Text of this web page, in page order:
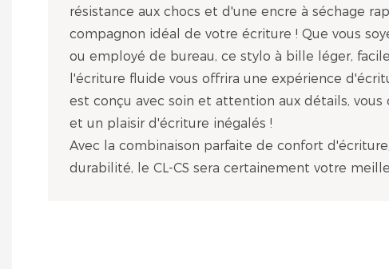
résistance aux chocs et d'une encre à séchage
compagnon idéal de votre écriture ! Que vous
ou employé de bureau, ce stylo à bille léger,
l'écriture fluide vous offrira une expérience
est conçu avec soin et attention aux détails,
et un plaisir d'écriture inégalés !
Avec la combinaison parfaite de confort
durabilité, le CL-CS sera certainement votre